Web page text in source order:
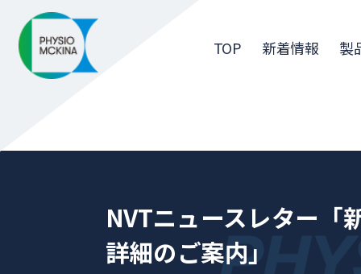
TOP 新着情報 製
NVTニュースレター「
詳細のご案内」